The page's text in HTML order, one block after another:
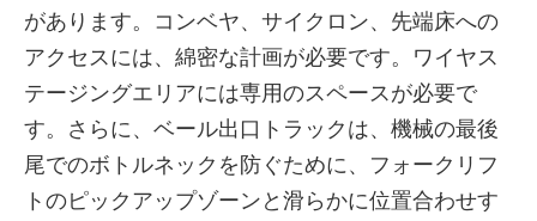
があります。コンベヤ、サイクロン、先端床への
アクセスには、綿密な計画が必要です。ワイヤス
テージングエリアには専用のスペースが必要で
す。さらに、ベール出口トラックは、機械の最後
尾でのボトルネックを防ぐために、フォークリフ
トのピックアップゾーンと滑らかに位置合わせす